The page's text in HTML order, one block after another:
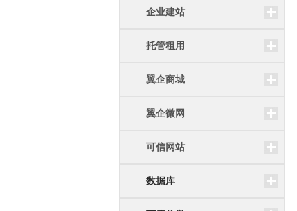
企业建站
托管租用
翼企商城
翼企微网
可信网站
数据库